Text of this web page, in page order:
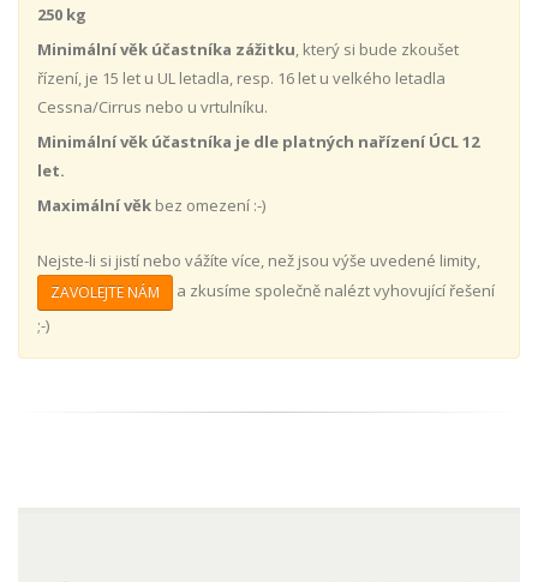
250 kg
Minimální věk účastníka zážitku, který si bude zkoušet
řízení, je 15 let u UL letadla, resp. 16 let u velkého letadla
Cessna/Cirrus nebo u vrtulníku.
Minimální věk účastníka je dle platných nařízení ÚCL 12
let.
Maximální věk bez omezení :-)
Nejste-li si jistí nebo vážíte více, než jsou výše uvedené limity,
ZAVOLEJTE NÁM
a zkusíme společně nalézt vyhovující řešení
;-)